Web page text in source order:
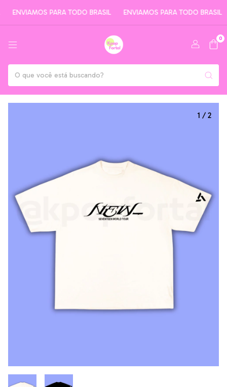
ENVIAMOS PARA TODO BRASIL ENVIAMOS PARA TODO BRASIL
0
1 / 2